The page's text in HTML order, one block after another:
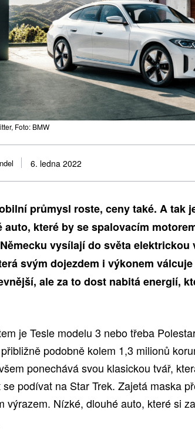
Foto: BMW
6. ledna 2022
průmysl roste, ceny také. A tak
auto, které by se spalovacím
vysílají do světa elektrickou
svým dojezdem i výkonem
ale za to dost nabitá energií,
je Tesle modelu 3 nebo třeba
podobně kolem 1,3 milionů
ponechává svou klasickou tvář,
podívat na Star Trek. Zajetá maska
výrazem. Nízké, dlouhé auto, které si